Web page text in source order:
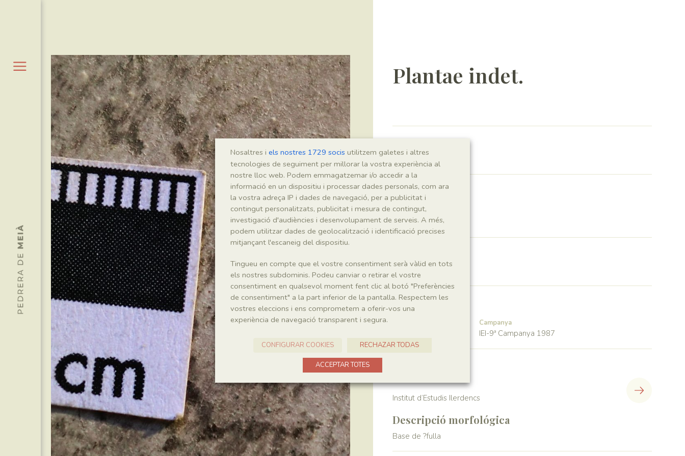
Plantae indet.
IEI-2087
Taxonomia
Regne
Plantae
La Cabroa
Recol·lecció
Campanya
IEI-9ª Campanya 1987
Institut d’Estudis Ilerdencs
Descripció morfológica
Base de ?fulla
Nosaltres i els nostres 1729 socis utilitzem galetes i altres
tecnologies de seguiment per millorar la vostra experiència al
nostre lloc web. Podem emmagatzemar i/o accedir a la
informació en un dispositiu i processar dades personals, com ara
la vostra adreça IP i dades de navegació, per a publicitat i
contingut personalitzats, publicitat i mesura de contingut,
investigació d'audiències i desenvolupament de serveis. A més,
podem utilitzar dades de geolocalització i identificació precises
mitjançant l'escaneig del dispositiu.
Tingueu en compte que el vostre consentiment serà vàlid en tots
els nostres subdominis. Podeu canviar o retirar el vostre
consentiment en qualsevol moment fent clic al botó "Preferències
de consentiment" a la part inferior de la pantalla. Respectem les
vostres eleccions i ens comprometem a oferir-vos una
experiència de navegació transparent i segura.
CONFIGURAR COOKIES RECHAZAR TODAS
ACCEPTAR TOTES